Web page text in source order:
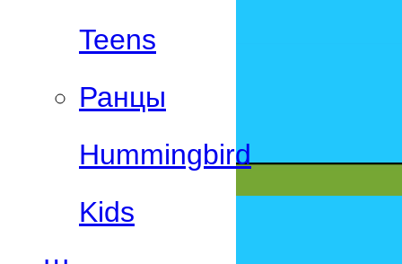
Teens
Ранцы
Hummingbird
Kids